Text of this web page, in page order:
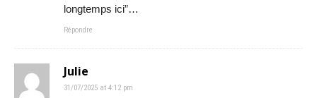
longtemps ici”…
Répondre
Julie
31/07/2025 at 4:12 pm